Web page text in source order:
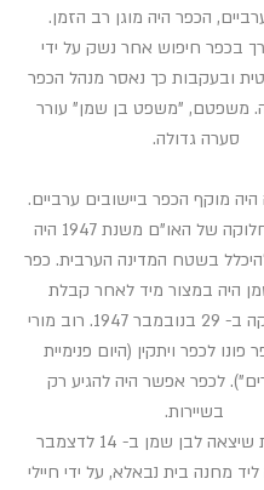
הכפר היה מוגן רב הזמן.
נערך בכפר חיפוש אחר נשק על ידי
ובעקבות כך נאסר מנהל הכפר
משפטם, "משפט בן שמן" עורר
סערה גדולה.
מוקף הכפר ביישובים ערביים.
לפי תוכנית החלוקה של האו"ם משנת 1947 היה
בשטח המדינה הערבית. כפר
היה במצור מיד לאחר קבלת
החלטת החלוקה ב- 29 בנובמבר 1947. רוב מורי
פונו לכפר ויתקין (היום פנימיית
לכפר אפשר היה להגיע רק
בשיירות.
אחת השיירות שיצאה לבן שמן ב- 14 לדצמבר
ליד מחנה בית נבאלא, על ידי חיילי